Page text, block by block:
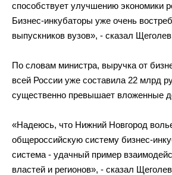
способствует улучшению экономики
Бизнес-инкубаторы уже очень
выпускников вузов», - сказал
По словам министра, выручка от
всей России уже составила 22 млрд
существенно превышает вложенные
«Надеюсь, что Нижний Новгород
общероссийскую систему бизнес-
система - удачный пример
властей и регионов», - сказал